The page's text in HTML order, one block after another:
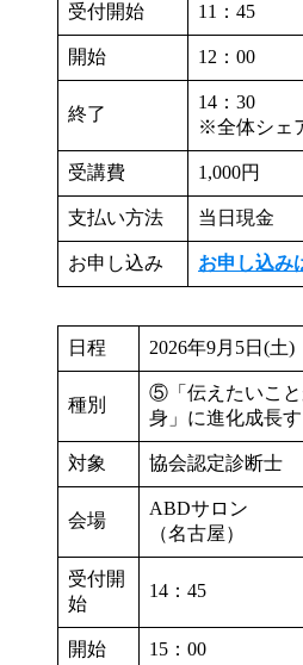
受付開始 11：45
開始 12：00
終了
14：30
※全体シェ
受講費 1,000円
支払い方法 当日現金
お申し込み お申し込み
日程 2026年9月5日(土)
種別
⑤「伝えたいこと
身」に進化成長
対象 協会認定診断士
会場
ABDサロン
（名古屋）
受付開
始
14：45
開始 15：00